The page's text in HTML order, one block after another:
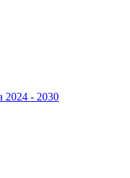
2024 - 2030